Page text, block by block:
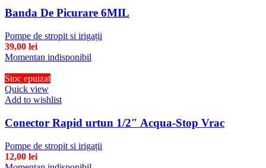
Banda De Picurare 6MIL
Pompe de stropit si irigații
39,00 lei
Momentan indisponibil
Stoc epuizat
Quick view
Add to wishlist
Conector Rapid urtun 1/2″ Acqua-Stop Vrac
Pompe de stropit si irigații
12,00 lei